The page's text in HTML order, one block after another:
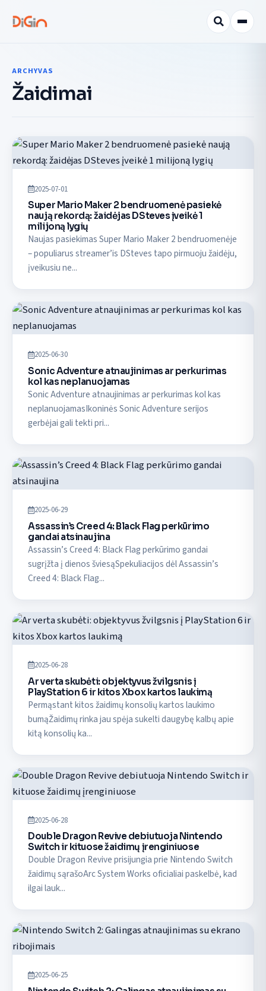
ARCHYVAS
Žaidimai
2025-07-01
Super Mario Maker 2 bendruomenė pasiekė
naują rekordą: žaidėjas DSteves įveikė 1
milijoną lygių
Naujas pasiekimas Super Mario Maker 2 bendruomenėje
– populiarus streamer’is DSteves tapo pirmuoju žaidėju,
įveikusiu ne...
2025-06-30
Sonic Adventure atnaujinimas ar perkurimas
kol kas neplanuojamas
Sonic Adventure atnaujinimas ar perkurimas kol kas
neplanuojamasIkoninės Sonic Adventure serijos
gerbėjai gali tekti pri...
2025-06-29
Assassin’s Creed 4: Black Flag perkūrimo
gandai atsinaujina
Assassin’s Creed 4: Black Flag perkūrimo gandai
sugrįžta į dienos šviesąSpekuliacijos dėl Assassin’s
Creed 4: Black Flag...
2025-06-28
Ar verta skubėti: objektyvus žvilgsnis į
PlayStation 6 ir kitos Xbox kartos laukimą
Permąstant kitos žaidimų konsolių kartos laukimo
bumąŽaidimų rinka jau spėja sukelti daugybę kalbų apie
kitą konsolių ka...
2025-06-28
Double Dragon Revive debiutuoja Nintendo
Switch ir kituose žaidimų įrenginiuose
Double Dragon Revive prisijungia prie Nintendo Switch
žaidimų sąrašoArc System Works oficialiai paskelbė, kad
ilgai lauk...
2025-06-25